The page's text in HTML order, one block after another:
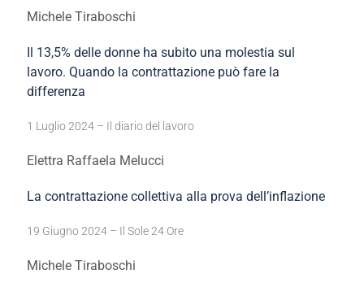
Michele Tiraboschi
Il 13,5% delle donne ha subito una molestia sul
lavoro. Quando la contrattazione può fare la
differenza
1 Luglio 2024 – Il diario del lavoro
Elettra Raffaela Melucci
La contrattazione collettiva alla prova dell’inflazione
19 Giugno 2024 – Il Sole 24 Ore
Michele Tiraboschi